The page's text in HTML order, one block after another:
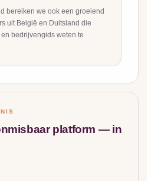
bereiken we ook een groeiend
uit België en Duitsland die
bedrijvengids weten te
platform — in